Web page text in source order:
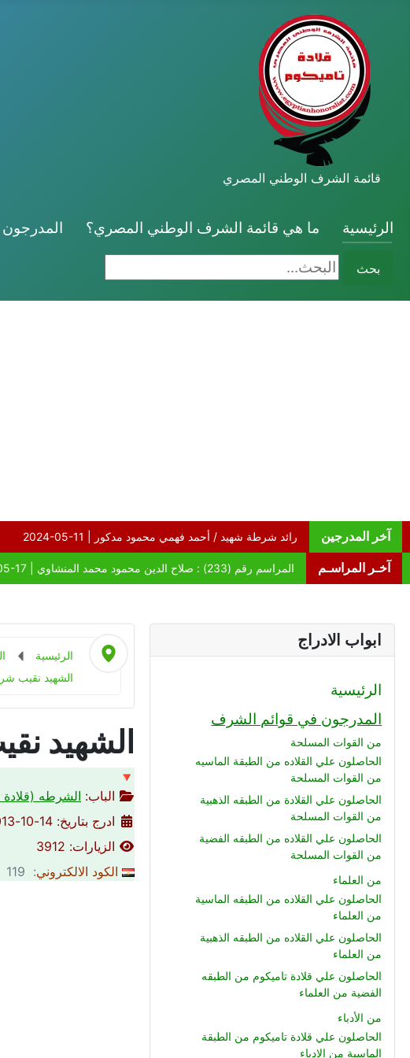
قائمة الشرف الوطني المصري
الرئيسية ما هي قائمة الشرف الوطني المصري؟ المدرجون
بحث البحث...
آخر المدرجين
آخـر المراسـم
ابواب الادراج
الرئيسية
المدرجون في قوائم الشرف
من القوات المسلحة
الحاصلون علي القلاده من الطبقة الماسيه
من القوات المسلحة
الحاصلون علي القلادة من الطبقه الذهبية
من القوات المسلحة
الحاصلون علي القلاده من الطبقه الفضية
من القوات المسلحة
من العلماء
الحاصلون علي القلاده من الطبقه الماسية
من العلماء
الحاصلون علي القلاده من الطبقه الذهبية
من العلماء
الحاصلون علي قلادة تاميكوم من الطبقه
الفضية من العلماء
من الأدباء
الحاصلون علي قلادة تاميكوم من الطبقة
الماسية من الادباء
الرئيسية
الشهيد نقيب
الشهيد
🔻
الباب: الشرطه (قلادة
ادرج بتاريخ: 14-10-2013
الزيارات: 3912
الكود الالكتروني: 119